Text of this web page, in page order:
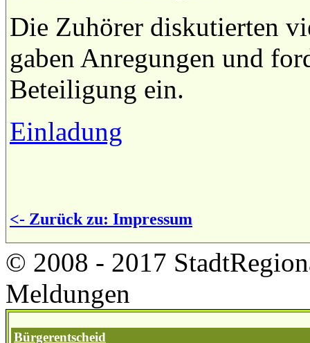
Die Zuhörer diskutierten
gaben Anregungen und
Beteiligung ein.
Einladung
<- Zurück zu: Impressum
© 2008 - 2017
Meldungen
Bürgerentscheid